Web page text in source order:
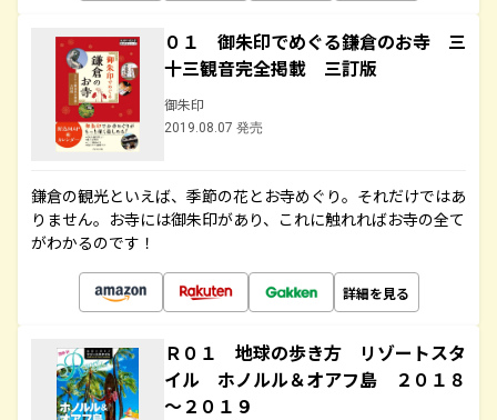
０１ 御朱印でめぐる鎌倉のお寺 三
十三観音完全掲載 三訂版
御朱印
2019.08.07 発売
鎌倉の観光といえば、季節の花とお寺めぐり。それだけではあ
りません。お寺には御朱印があり、これに触れればお寺の全て
がわかるのです！
詳細を見る
Ｒ０１ 地球の歩き方 リゾートスタ
イル ホノルル＆オアフ島 ２０１８
～２０１９